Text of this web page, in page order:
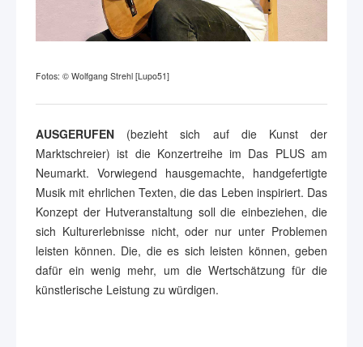
Fotos: © Wolfgang Strehl [Lupo51]
AUSGERUFEN (bezieht sich auf die Kunst der
Marktschreier) ist die Konzertreihe im Das PLUS am
Neumarkt. Vorwiegend hausgemachte, handgefertigte
Musik mit ehrlichen Texten, die das Leben inspiriert. Das
Konzept der Hutveranstaltung soll die einbeziehen, die
sich Kulturerlebnisse nicht, oder nur unter Problemen
leisten können. Die, die es sich leisten können, geben
dafür ein wenig mehr, um die Wertschätzung für die
künstlerische Leistung zu würdigen.